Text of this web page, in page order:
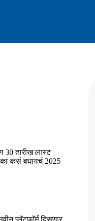
30 तारीख लास्ट
का कसं बघायचं 2025
प्लॅटफॉर्म दिसणार